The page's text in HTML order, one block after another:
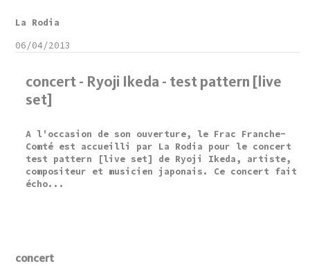
concert - Ryoji Ikeda - test pattern [live
set]
A l'occasion de son ouverture, le Frac Franche-
Comté est accueilli par La Rodia pour le concert
test pattern [live set] de Ryoji Ikeda, artiste,
compositeur et musicien japonais. Ce concert fait
écho...
La Rodia
06/04/2013
concert